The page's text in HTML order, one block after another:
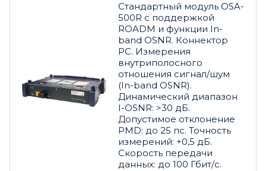
Стандартный модуль OSA-
500R с поддержкой
ROADM и функции In-
band OSNR. Коннектор
PC. Измерения
внутриполосного
отношения сигнал/шум
(In-band OSNR).
Динамический диапазон
I-OSNR: >30 дБ.
Допустимое отклонение
PMD: до 25 пс. Точность
измерений: +0,5 дБ.
Скорость передачи
данных: до 100 Гбит/с.